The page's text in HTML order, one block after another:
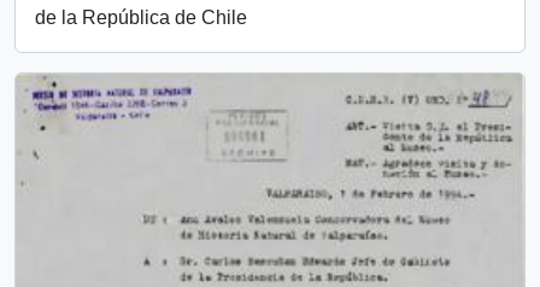
de la República de Chile